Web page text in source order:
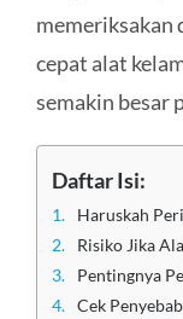
memeriksakan
cepat alat
semakin besar
Daftar Isi:
Haruskah
Risiko Jika
Pentingnya
Cek Penyebab Alat